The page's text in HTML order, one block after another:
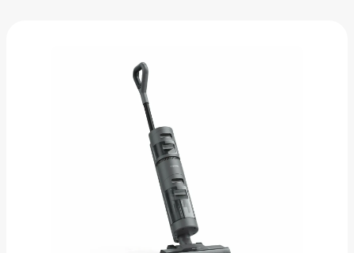
Беспроводной пылесос для влажной и сухой
уборки Dreame H11 Core
16 883 ₽
Добавить в вишлист